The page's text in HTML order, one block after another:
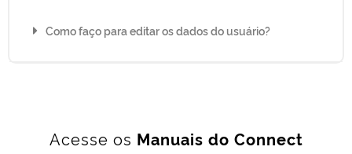
Como faço para editar os dados do usuário?
Acesse os Manuais do Connect